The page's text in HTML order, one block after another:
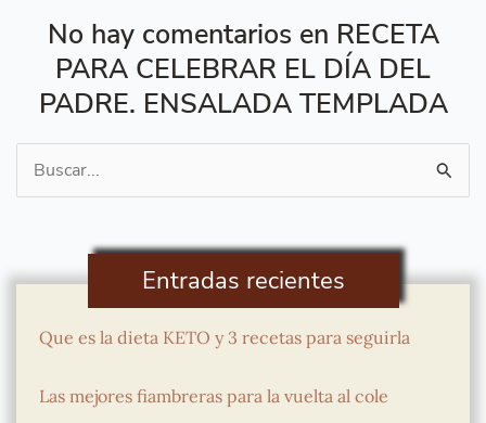
No hay comentarios en RECETA
PARA CELEBRAR EL DÍA DEL
PADRE. ENSALADA TEMPLADA
Buscar
por:
Entradas recientes
Que es la dieta KETO y 3 recetas para seguirla
Las mejores fiambreras para la vuelta al cole